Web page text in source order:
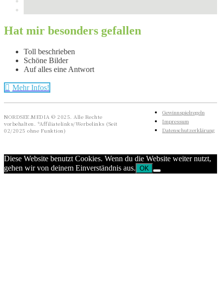
Hat mir besonders gefallen
Toll beschrieben
Schöne Bilder
Auf alles eine Antwort
Mehr Infos!
NORDSEE.MEDIA © 2025. Alle Rechte
vorbehalten. *Affiliatelinks/Werbelinks (Seit
02/2025 ohne Funktion)
Gewinnspielregeln
Impressum
Datenschutzerklärung
Diese Website benutzt Cookies. Wenn du die Website weiter nutzt,
gehen wir von deinem Einverständnis aus. OK